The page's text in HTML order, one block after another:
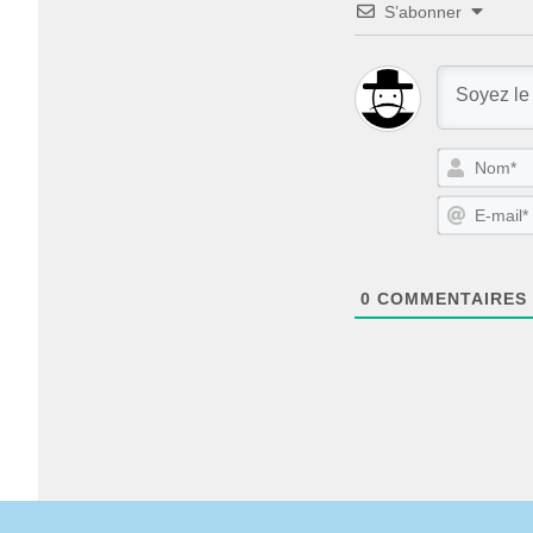
S’abonner
0 COMMENTAIRES